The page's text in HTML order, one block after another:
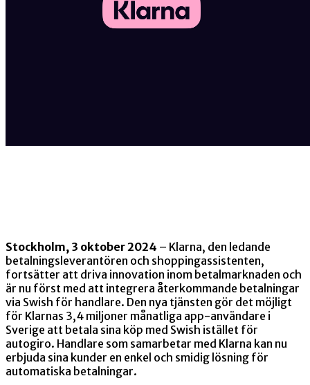
Stockholm, 3 oktober 2024 – Klarna, den ledande
betalningsleverantören och shoppingassistenten,
fortsätter att driva innovation inom betalmarknaden och
är nu först med att integrera återkommande betalningar
via Swish för handlare. Den nya tjänsten gör det möjligt
för Klarnas 3,4 miljoner månatliga app-användare i
Sverige att betala sina köp med Swish istället för
autogiro. Handlare som samarbetar med Klarna kan nu
erbjuda sina kunder en enkel och smidig lösning för
automatiska betalningar.